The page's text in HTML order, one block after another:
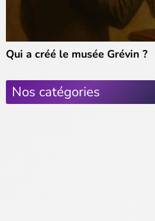
Qui a créé le musée Grévin ?
Nos catégories